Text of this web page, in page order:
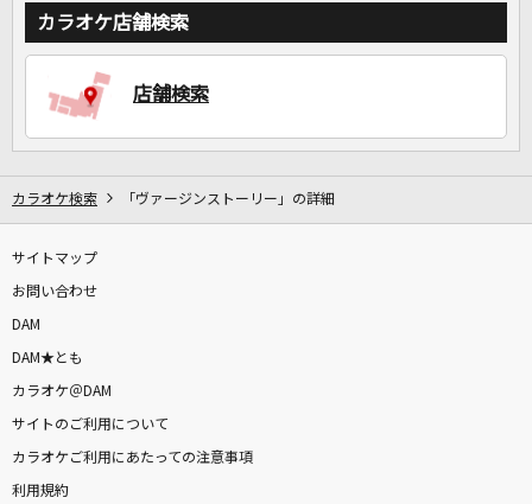
カラオケ店舗検索
店舗検索
カラオケ検索 「ヴァージンストーリー」の詳細
サイトマップ
お問い合わせ
DAM
DAM★とも
カラオケ＠DAM
サイトのご利用について
カラオケご利用にあたっての注意事項
利用規約